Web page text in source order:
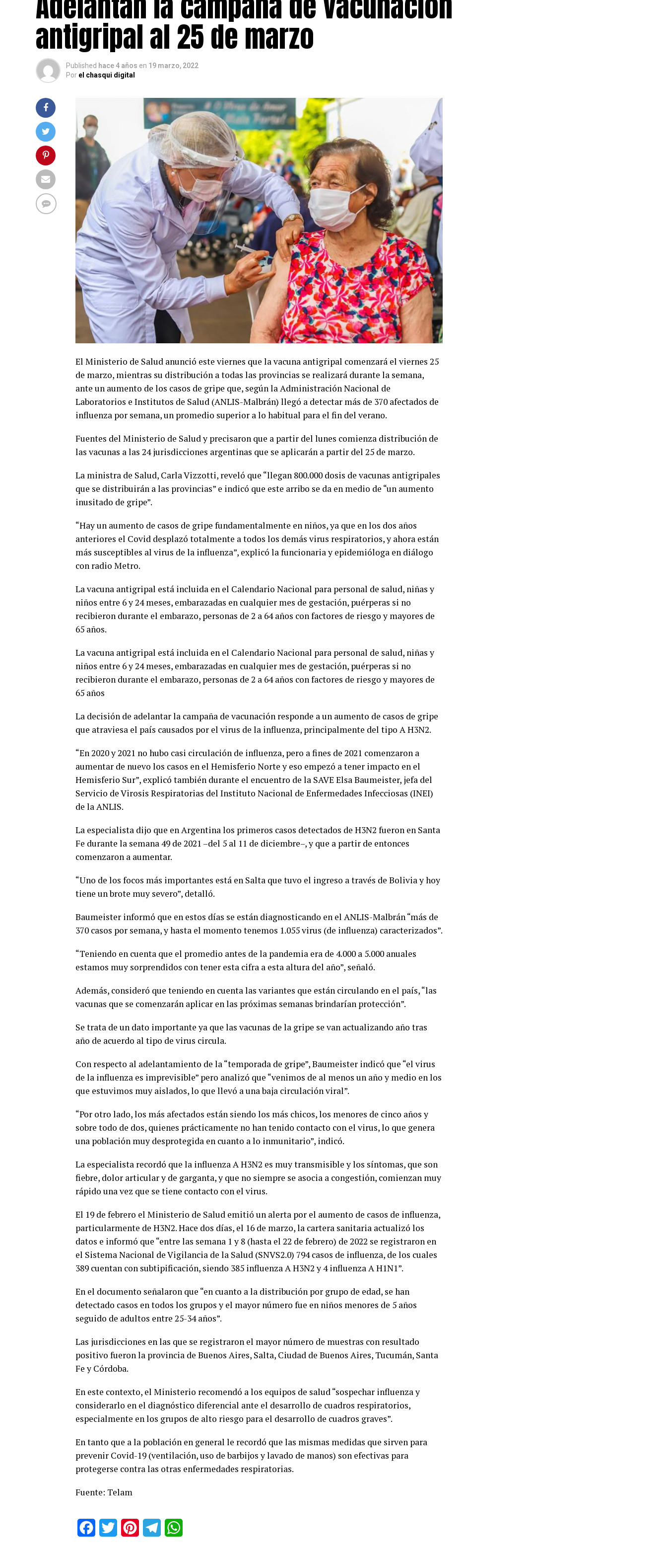
antigripal al 25 de marzo
Published hace 4 años en 19 marzo, 2022
Por el chasqui digital
El Ministerio de Salud anunció este viernes que la vacuna antigripal comenzará el viernes 25
de marzo, mientras su distribución a todas las provincias se realizará durante la semana,
ante un aumento de los casos de gripe que, según la Administración Nacional de
Laboratorios e Institutos de Salud (ANLIS-Malbrán) llegó a detectar más de 370 afectados de
influenza por semana, un promedio superior a lo habitual para el fin del verano.
Fuentes del Ministerio de Salud y precisaron que a partir del lunes comienza distribución de
las vacunas a las 24 jurisdicciones argentinas que se aplicarán a partir del 25 de marzo.
La ministra de Salud, Carla Vizzotti, reveló que “llegan 800.000 dosis de vacunas antigripales
que se distribuirán a las provincias” e indicó que este arribo se da en medio de “un aumento
inusitado de gripe”.
“Hay un aumento de casos de gripe fundamentalmente en niños, ya que en los dos años
anteriores el Covid desplazó totalmente a todos los demás virus respiratorios, y ahora están
más susceptibles al virus de la influenza”, explicó la funcionaria y epidemióloga en diálogo
con radio Metro.
La vacuna antigripal está incluida en el Calendario Nacional para personal de salud, niñas y
niños entre 6 y 24 meses, embarazadas en cualquier mes de gestación, puérperas si no
recibieron durante el embarazo, personas de 2 a 64 años con factores de riesgo y mayores de
65 años.
La vacuna antigripal está incluida en el Calendario Nacional para personal de salud, niñas y
niños entre 6 y 24 meses, embarazadas en cualquier mes de gestación, puérperas si no
recibieron durante el embarazo, personas de 2 a 64 años con factores de riesgo y mayores de
65 años
La decisión de adelantar la campaña de vacunación responde a un aumento de casos de gripe
que atraviesa el país causados por el virus de la influenza, principalmente del tipo A H3N2.
“En 2020 y 2021 no hubo casi circulación de influenza, pero a fines de 2021 comenzaron a
aumentar de nuevo los casos en el Hemisferio Norte y eso empezó a tener impacto en el
Hemisferio Sur”, explicó también durante el encuentro de la SAVE Elsa Baumeister, jefa del
Servicio de Virosis Respiratorias del Instituto Nacional de Enfermedades Infecciosas (INEI)
de la ANLIS.
La especialista dijo que en Argentina los primeros casos detectados de H3N2 fueron en Santa
Fe durante la semana 49 de 2021 –del 5 al 11 de diciembre–, y que a partir de entonces
comenzaron a aumentar.
“Uno de los focos más importantes está en Salta que tuvo el ingreso a través de Bolivia y hoy
tiene un brote muy severo”, detalló.
Baumeister informó que en estos días se están diagnosticando en el ANLIS-Malbrán “más de
370 casos por semana, y hasta el momento tenemos 1.055 virus (de influenza) caracterizados”.
“Teniendo en cuenta que el promedio antes de la pandemia era de 4.000 a 5.000 anuales
estamos muy sorprendidos con tener esta cifra a esta altura del año”, señaló.
Además, consideró que teniendo en cuenta las variantes que están circulando en el país, “las
vacunas que se comenzarán aplicar en las próximas semanas brindarían protección”.
Se trata de un dato importante ya que las vacunas de la gripe se van actualizando año tras
año de acuerdo al tipo de virus circula.
Con respecto al adelantamiento de la “temporada de gripe”, Baumeister indicó que “el virus
de la influenza es imprevisible” pero analizó que “venimos de al menos un año y medio en los
que estuvimos muy aislados, lo que llevó a una baja circulación viral”.
“Por otro lado, los más afectados están siendo los más chicos, los menores de cinco años y
sobre todo de dos, quienes prácticamente no han tenido contacto con el virus, lo que genera
una población muy desprotegida en cuanto a lo inmunitario”, indicó.
La especialista recordó que la influenza A H3N2 es muy transmisible y los síntomas, que son
fiebre, dolor articular y de garganta, y que no siempre se asocia a congestión, comienzan muy
rápido una vez que se tiene contacto con el virus.
El 19 de febrero el Ministerio de Salud emitió un alerta por el aumento de casos de influenza,
particularmente de H3N2. Hace dos días, el 16 de marzo, la cartera sanitaria actualizó los
datos e informó que “entre las semana 1 y 8 (hasta el 22 de febrero) de 2022 se registraron en
el Sistema Nacional de Vigilancia de la Salud (SNVS2.0) 794 casos de influenza, de los cuales
389 cuentan con subtipificación, siendo 385 influenza A H3N2 y 4 influenza A H1N1”.
En el documento señalaron que “en cuanto a la distribución por grupo de edad, se han
detectado casos en todos los grupos y el mayor número fue en niños menores de 5 años
seguido de adultos entre 25-34 años”.
Las jurisdicciones en las que se registraron el mayor número de muestras con resultado
positivo fueron la provincia de Buenos Aires, Salta, Ciudad de Buenos Aires, Tucumán, Santa
Fe y Córdoba.
En este contexto, el Ministerio recomendó a los equipos de salud “sospechar influenza y
considerarlo en el diagnóstico diferencial ante el desarrollo de cuadros respiratorios,
especialmente en los grupos de alto riesgo para el desarrollo de cuadros graves”.
En tanto que a la población en general le recordó que las mismas medidas que sirven para
prevenir Covid-19 (ventilación, uso de barbijos y lavado de manos) son efectivas para
protegerse contra las otras enfermedades respiratorias.
Fuente: Telam
FacebookTwitter PinterestTelegram